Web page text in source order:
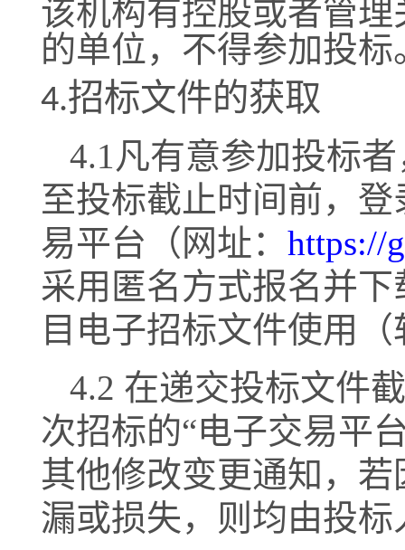
该机构有控股或者管
的单位，不得参加投标
4.招标文件的获取
4.1凡有意参加投标
至投标截止时间前，登
易平台（网址： https://
采用匿名方式报名并
目电子招标文件使用
4.2 在递交投标文件
次招标的“电子交易平
其他修改变更通知，
漏或损失，则均由投